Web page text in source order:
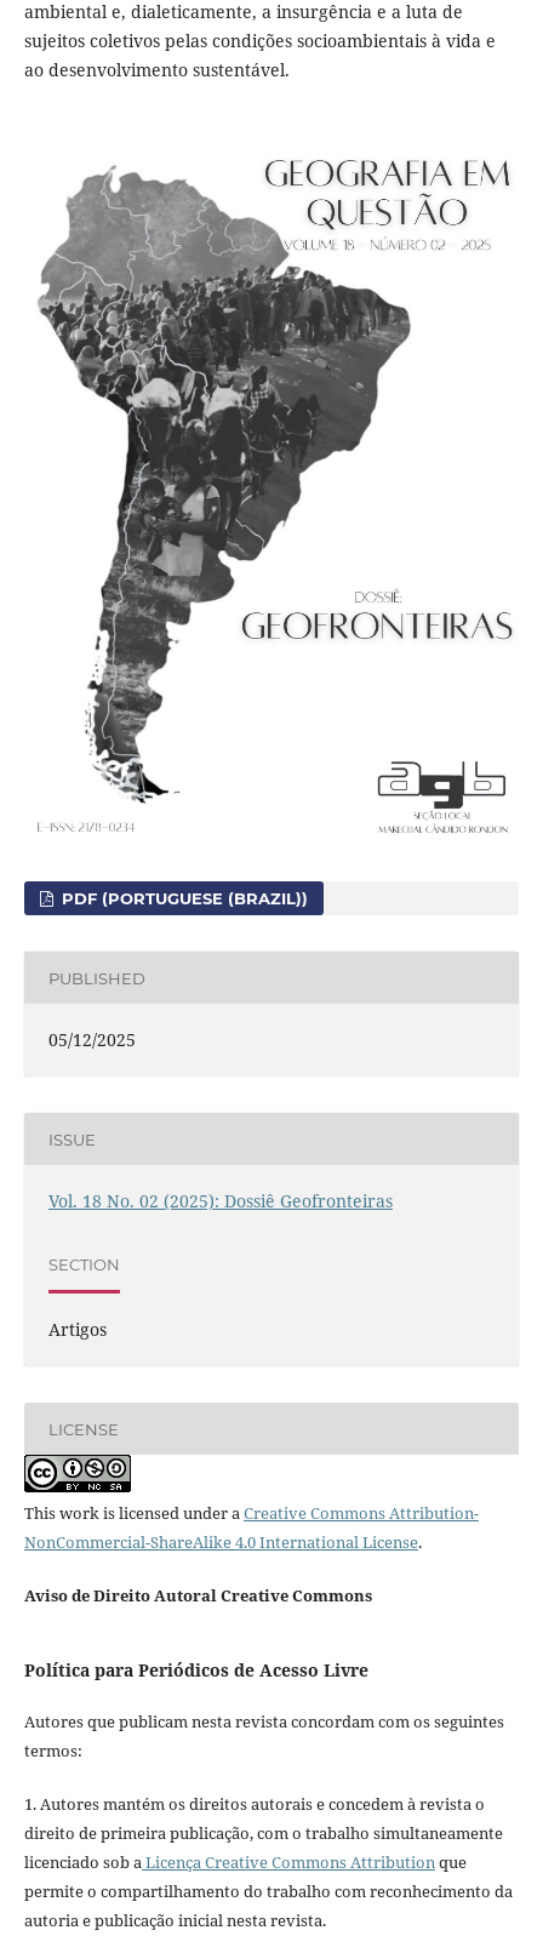
ambiental e, dialeticamente, a insurgência e a luta de
sujeitos coletivos pelas condições socioambientais à vida e
ao desenvolvimento sustentável.
PDF (PORTUGUESE (BRAZIL))
PUBLISHED
05/12/2025
ISSUE
Vol. 18 No. 02 (2025): Dossiê Geofronteiras
SECTION
Artigos
LICENSE
This work is licensed under aCreative Commons Attribution-
NonCommercial-ShareAlike 4.0 International License.
Aviso de Direito Autoral Creative Commons
Política para Periódicos de Acesso Livre
Autores que publicam nesta revista concordam com os seguintes
termos:
1. Autores mantém os direitos autorais e concedem à revista o
direito de primeira publicação, com o trabalho simultaneamente
licenciado sob aLicença Creative Commons Attributionque
permite o compartilhamento do trabalho com reconhecimento da
autoria e publicação inicial nesta revista.